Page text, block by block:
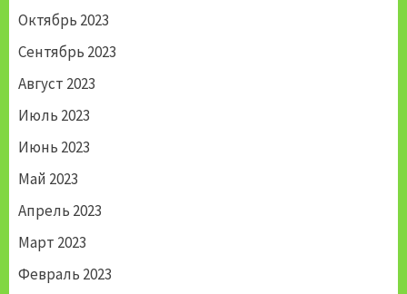
Октябрь 2023
Сентябрь 2023
Август 2023
Июль 2023
Июнь 2023
Май 2023
Апрель 2023
Март 2023
Февраль 2023